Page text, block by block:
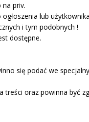
priv.
ogłoszenia lub
i tym podobnych !
dostępne.
się podać we
oraz powinna być